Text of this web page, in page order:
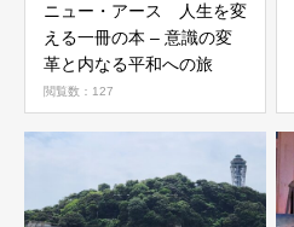
ニュー・アース 人生を変
える一冊の本 – 意識の変
革と内なる平和への旅
閲覧数：127